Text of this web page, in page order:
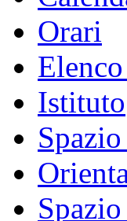
Orari
Istituto